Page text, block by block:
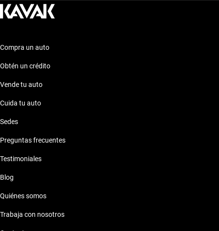
Compra un auto
Obtén un crédito
Vende tu auto
Cuida tu auto
Sedes
Preguntas frecuentes
Testimoniales
Blog
Quiénes somos
Trabaja con nosotros